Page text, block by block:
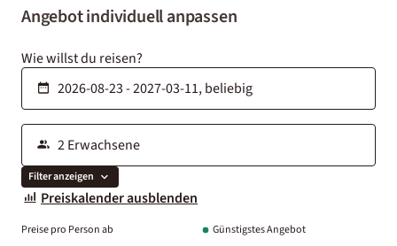
Angebot individuell anpassen
Wie willst du reisen?
Filter anzeigen
Preiskalender ausblenden
Preise pro Person ab Günstigstes Angebot